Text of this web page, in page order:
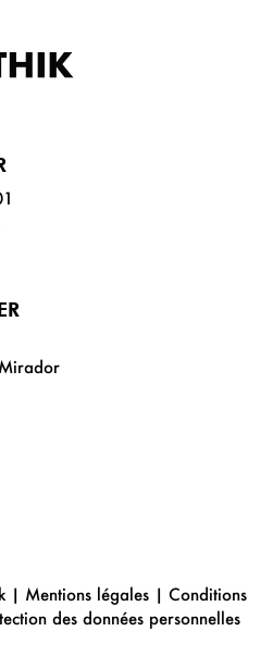
| Mentions légales | Conditions
des données personnelles